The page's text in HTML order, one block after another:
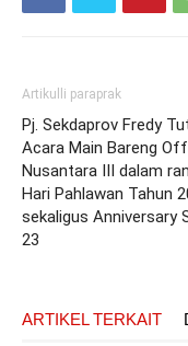
Artikulli paraprak
Pj. Sekdaprov Fredy
Acara Main Bareng
Nusantara III dalam
Hari Pahlawan Tahun
sekaligus Anniversary
23
ARTIKEL TERKAIT